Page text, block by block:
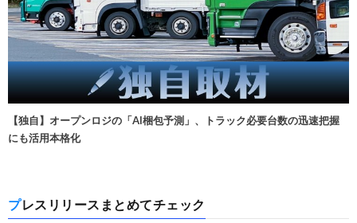
【独自】オープンロジの「AI梱包予測」、トラック必要台数の迅速把握
にも活用本格化
プレスリリースまとめてチェック